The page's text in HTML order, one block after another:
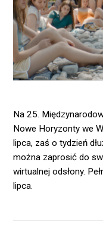
Na 25.
Nowe Horyzonty we
lipca, zaś o tydzień
można zaprosić do
wirtualnej odsłony.
lipca.